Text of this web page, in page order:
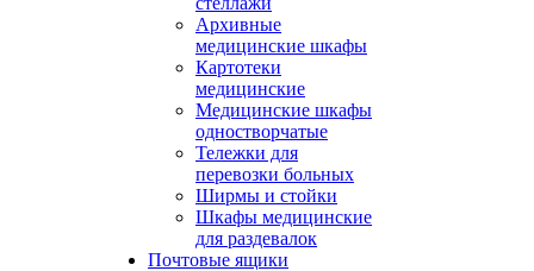
Архивные
медицинские шкафы
Картотеки
медицинские
Медицинские шкафы
одностворчатые
Тележки для
перевозки больных
Ширмы и стойки
Шкафы медицинские
для раздевалок
Почтовые ящики